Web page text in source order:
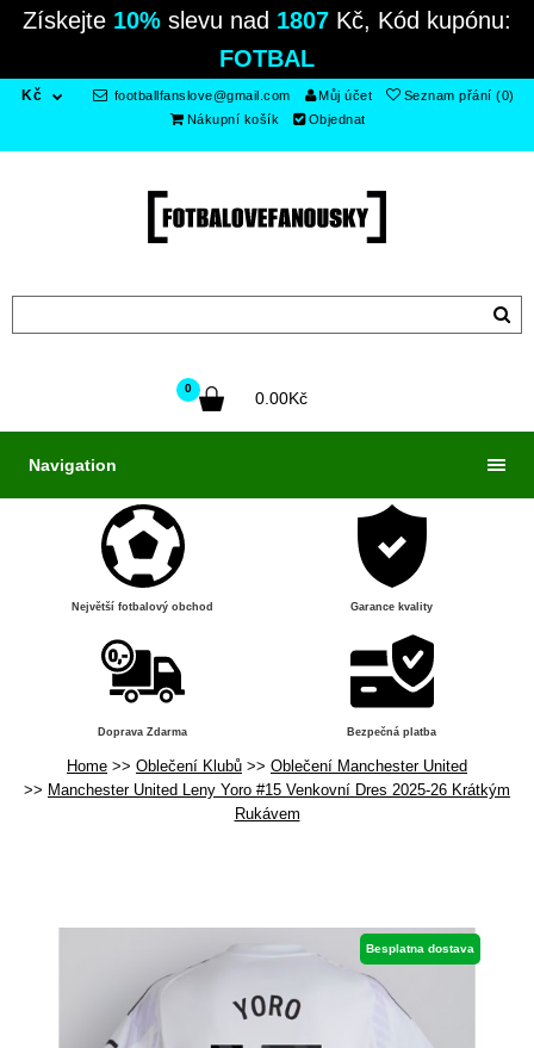
Získejte 10% slevu nad 1807 Kč, Kód kupónu:
FOTBAL
Kč footballfanslove@gmail.com Můj účet
Seznam přání (0)
Nákupní košík
Objednat
0
0.00Kč
Navigation
Největší fotbalový obchod Garance kvality
Doprava Zdarma Bezpečná platba
Home Oblečení Klubů
Oblečení Manchester United
Manchester United Leny Yoro #15 Venkovní Dres 2025-26 Krátkým
Rukávem
Besplatna dostava